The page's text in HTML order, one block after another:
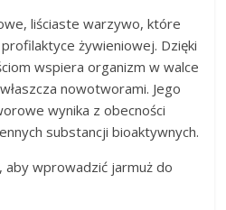
liściaste warzywo, które
żywieniowej. Dzięki
wspiera organizm w walce
nowotworami. Jego
wynika z obecności
substancji bioaktywnych.
wprowadzić jarmuż do